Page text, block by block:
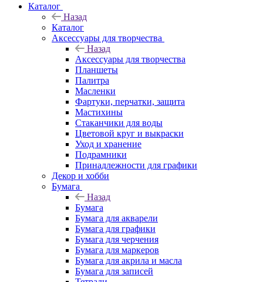
Каталог
Назад
Каталог
Аксессуары для творчества
Назад
Аксессуары для творчества
Планшеты
Палитра
Масленки
Фартуки, перчатки, защита
Мастихины
Стаканчики для воды
Цветовой круг и выкраски
Уход и хранение
Подрамники
Принадлежности для графики
Декор и хобби
Бумага
Назад
Бумага
Бумага для акварели
Бумага для графики
Бумага для черчения
Бумага для маркеров
Бумага для акрила и масла
Бумага для записей